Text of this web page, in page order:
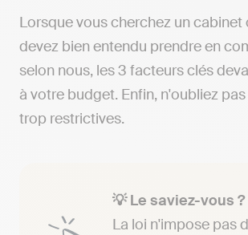
Lorsque vous cherchez un
devez bien entendu prendre en
selon nous, les 3 facteurs clés
à votre budget. Enfin, n'oubliez
trop restrictives.
💡 Le saviez-vous ?
La loi n'impose pas